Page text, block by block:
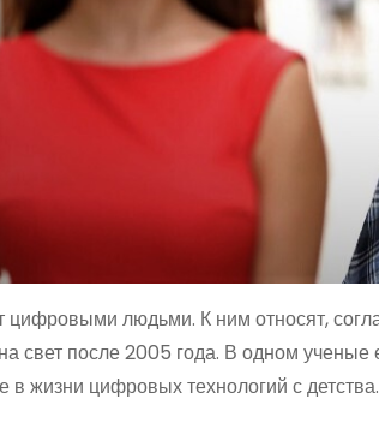
людьми. К ним относят,
свет после 2005 года. В одном
в жизни цифровых технологий с детства.